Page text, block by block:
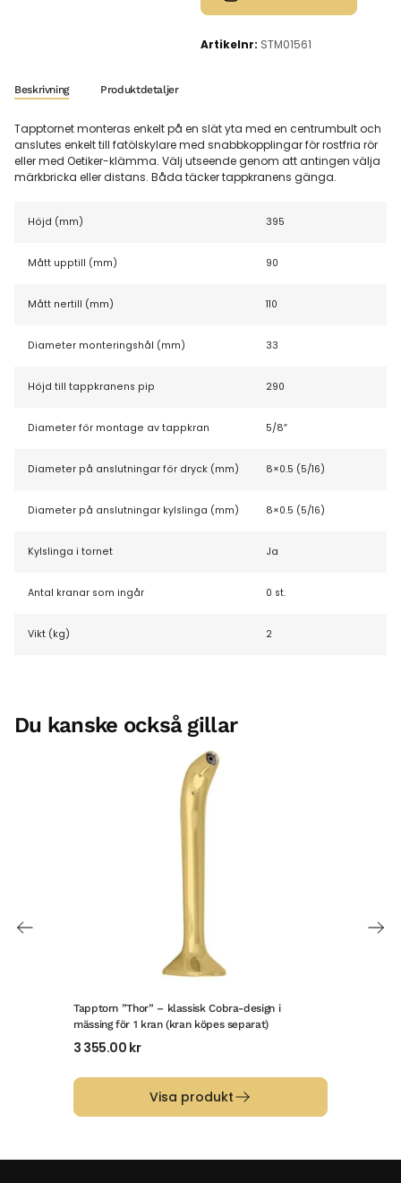
Artikelnr: STM01561
Beskrivning Produktdetaljer
Tapptornet monteras enkelt på en slät yta med en centrumbult och
anslutes enkelt till fatölskylare med snabbkopplingar för rostfria rör
eller med Oetiker-klämma. Välj utseende genom att antingen välja
märkbricka eller distans. Båda täcker tappkranens gänga.
Höjd (mm) 395
Mått upptill (mm) 90
Mått nertill (mm) 110
Diameter monteringshål (mm) 33
Höjd till tappkranens pip 290
Diameter för montage av tappkran 5/8″
Diameter på anslutningar för dryck (mm) 8×0.5 (5/16)
Diameter på anslutningar kylslinga (mm) 8×0.5 (5/16)
Kylslinga i tornet Ja
Antal kranar som ingår 0 st.
Vikt (kg) 2
Du kanske också gillar
Tapptorn ”Thor” – klassisk Cobra-design i
mässing för 1 kran (kran köpes separat)
3 355.00 kr
Visa produkt